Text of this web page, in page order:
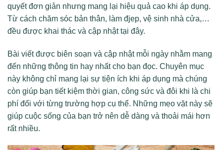
quyết đơn giản nhưng mang lại hiệu quả cao khi áp dụng.
Từ cách chăm sóc bản thân, làm đjep, vệ sinh nhà cửa,…
đều được khai thác và cập nhật tại đây.
Bài viết được biên soạn và cập nhật mỗi ngày nhằm mang
đến những thông tin hay nhất cho bạn đọc. Chuyên mục
này không chỉ mang lại sự tiện ích khi áp dụng mà chúng
còn giúp bạn tiết kiệm thời gian, công sức và đôi khi là chi
phí đối với từng trường hợp cụ thể. Những mẹo vặt này sẽ
giúp cuộc sống của bạn trở nên dễ dàng và thoải mái hơn
rất nhiều.